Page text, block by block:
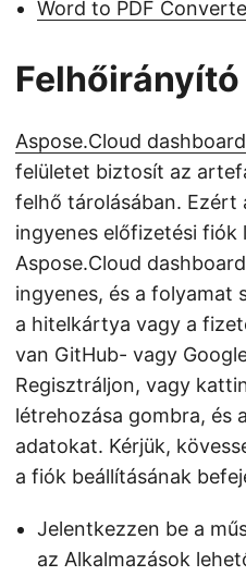
Word to PDF
Felhőirányító
Aspose.Cloud dashboard
felületet biztosít az
felhő tárolásában. Ezért
ingyenes előfizetési fiók
Aspose.Cloud
ingyenes, és a folyamat
a hitelkártya vagy a
van GitHub- vagy
Regisztráljon, vagy
létrehozása gombra, és
adatokat. Kérjük,
a fiók beállításának
Jelentkezzen be a
az Alkalmazások